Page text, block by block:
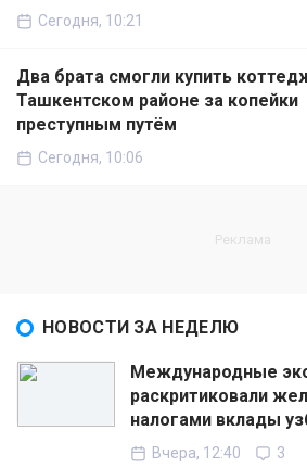
Сегодня, 10:21
Два брата смогли купить
Ташкентском районе за копейки
преступным путём
Сегодня, 10:06
НОВОСТИ ЗА НЕДЕЛЮ
Международные
раскритиковали
налогами вклады
Вчера, 12:40 3